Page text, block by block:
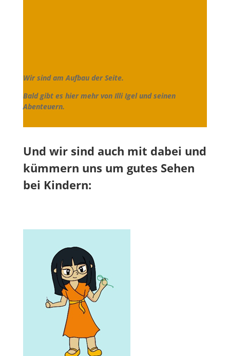
Wir sind am Aufbau der Seite.
Bald gibt es hier mehr von Illi Igel und seinen
Abenteuern.
Und wir sind auch mit dabei und
kümmern uns um gutes Sehen
bei Kindern: